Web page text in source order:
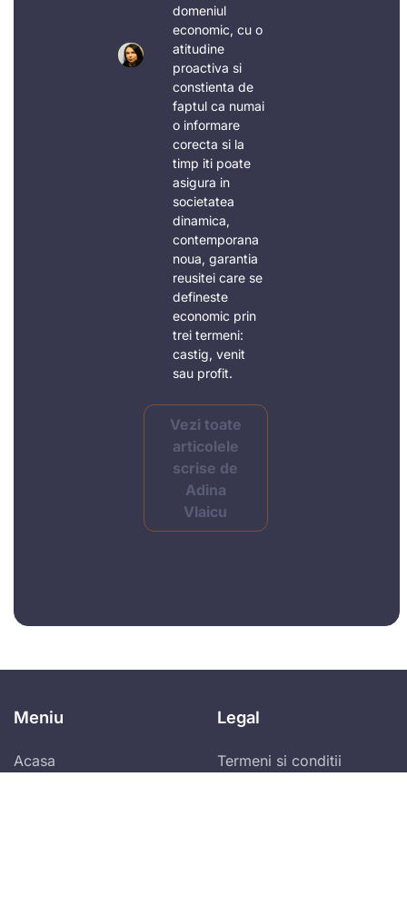
domeniul
economic, cu o
atitudine
proactiva si
constienta de
faptul ca numai
o informare
corecta si la
timp iti poate
asigura in
societatea
dinamica,
contemporana
noua, garantia
reusitei care se
defineste
economic prin
trei termeni:
castig, venit
sau profit.
Vezi toate
articolele
scrise de
Adina
Vlaicu
Meniu
Acasa
Legal
Termeni si conditii